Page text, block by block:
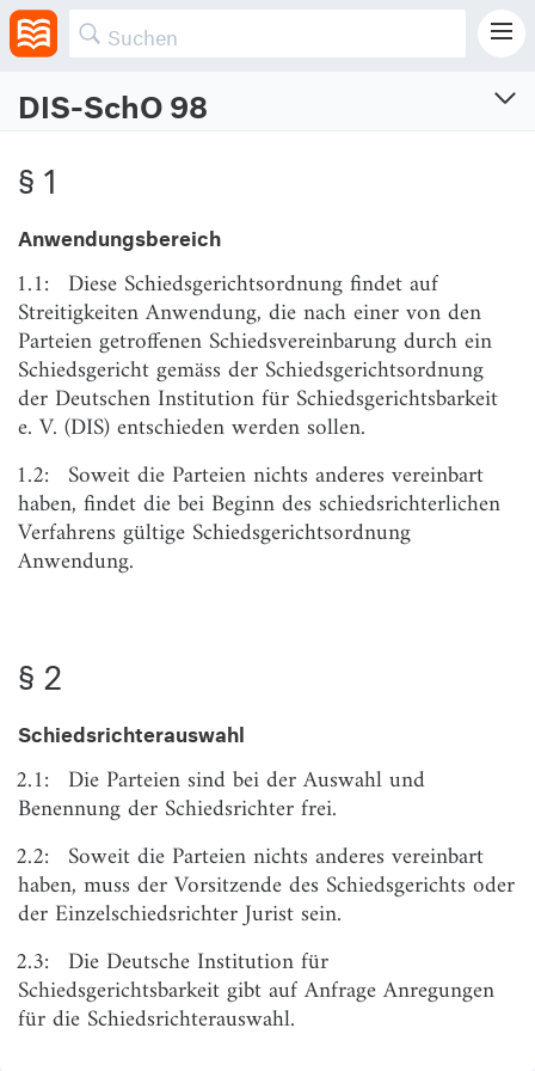
DIS-SchO 98
Vom 1.7.1998
§ 2
Schiedsrichterauswahl
§ 3
Anzahl der Schiedsrichter
§ 4
Anzahl von Schriftsätzen und Anlagen
§ 5
Übersendungen
§ 6
Einleitung des schiedsrichterlichen Verfahrens
§ 7
Kosten bei Einleitung des Verfahrens
§ 8
Übersendung der Klage an Beklagten
§ 11
§ 12
Schiedsgericht mit 3 Schiedsrichtern
§ 13
Mehrheit von Parteien auf Kläger-
oder Beklagtenseite
§ 14
Einzelschiedsrichter
§ 15
Unparteilichkeit und Unabhängigkeit
§ 17
Bestellung der Schiedsrichter
§ 18
Ablehnung eines Schiedsrichters
§ 1
Anwendungsbereich
1.1: Diese Schiedsgerichtsordnung findet auf
Streitigkeiten Anwendung, die nach einer von den
Parteien getroffenen Schiedsvereinbarung durch ein
Schiedsgericht gemäss der Schiedsgerichtsordnung
der Deutschen Institution für Schiedsgerichtsbarkeit
e. V. (DIS) entschieden werden sollen.
1.2: Soweit die Parteien nichts anderes vereinbart
haben, findet die bei Beginn des schiedsrichterlichen
Verfahrens gültige Schiedsgerichtsordnung
Anwendung.
§ 2
Schiedsrichterauswahl
2.1: Die Parteien sind bei der Auswahl und
Benennung der Schiedsrichter frei.
2.2: Soweit die Parteien nichts anderes vereinbart
haben, muss der Vorsitzende des Schiedsgerichts oder
der Einzelschiedsrichter Jurist sein.
2.3: Die Deutsche Institution für
Schiedsgerichtsbarkeit gibt auf Anfrage Anregungen
für die Schiedsrichterauswahl.